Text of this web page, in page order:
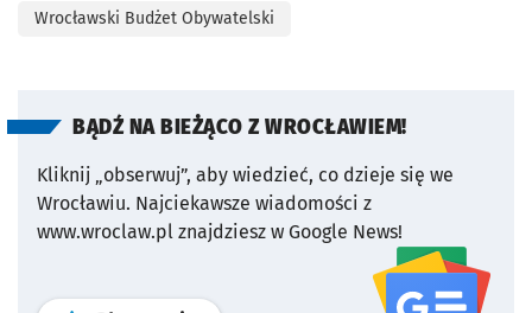
Wrocławski Budżet Obywatelski
BĄDŹ NA BIEŻĄCO Z WROCŁAWIEM!
Kliknij „obserwuj”, aby wiedzieć, co dzieje się we
Wrocławiu. Najciekawsze wiadomości z
www.wroclaw.pl znajdziesz w Google News!